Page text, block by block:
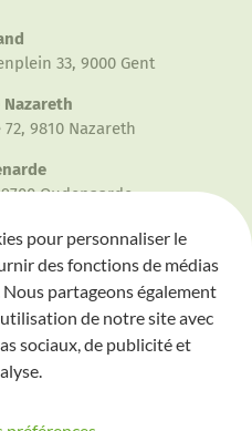
33, 9000 Gent
Nazareth
9810 Nazareth
Oudenaarde
9900 Eeklo
80 04
pour personnaliser le
des fonctions de médias
partageons également
de notre site avec
sociaux, de publicité et